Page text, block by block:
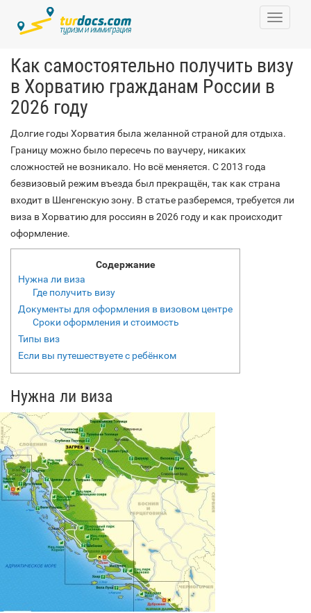
Toggle
Как самостоятельно получить визу
в Хорватию гражданам России в
2026 году
Долгие годы Хорватия была желанной страной для отдыха.
Границу можно было пересечь по ваучеру, никаких
сложностей не возникало. Но всё меняется. С 2013 года
безвизовый режим въезда был прекращён, так как страна
входит в Шенгенскую зону. В статье разберемся, требуется ли
виза в Хорватию для россиян в 2026 году и как происходит
оформление.
Содержание
Нужна ли виза
Где получить визу
Документы для оформления в визовом центре
Сроки оформления и стоимость
Типы виз
Если вы путешествуете с ребёнком
Нужна ли виза